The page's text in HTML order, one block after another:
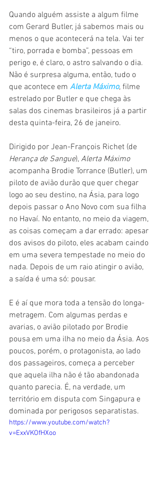
Quando alguém assiste a algum filme
com Gerard Butler, já sabemos mais ou
menos o que acontecerá na tela. Vai ter
“tiro, porrada e bomba”, pessoas em
perigo e, é claro, o astro salvando o dia.
Não é surpresa alguma, então, tudo o
que acontece em Alerta Máximo, filme
estrelado por Butler e que chega às
salas dos cinemas brasileiros já a partir
desta quinta-feira, 26 de janeiro.
Dirigido por Jean-François Richet (de
Herança de Sangue), Alerta Máximo
acompanha Brodie Torrance (Butler), um
piloto de avião durão que quer chegar
logo ao seu destino, na Ásia, para logo
depois passar o Ano Novo com sua filha
no Havaí. No entanto, no meio da viagem,
as coisas começam a dar errado: apesar
dos avisos do piloto, eles acabam caindo
em uma severa tempestade no meio do
nada. Depois de um raio atingir o avião,
a saída é uma só: pousar.
E é aí que mora toda a tensão do longa-
metragem. Com algumas perdas e
avarias, o avião pilotado por Brodie
pousa em uma ilha no meio da Ásia. Aos
poucos, porém, o protagonista, ao lado
dos passageiros, começa a perceber
que aquela ilha não é tão abandonada
quanto parecia. É, na verdade, um
território em disputa com Singapura e
dominada por perigosos separatistas.
https://www.youtube.com/watch?
v=ExxVKOfHXoo